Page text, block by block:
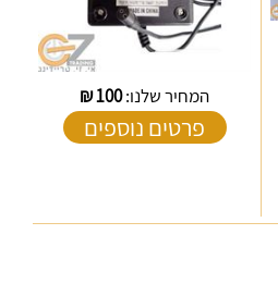
המחיר שלנו:100
₪
פרטים נוספים